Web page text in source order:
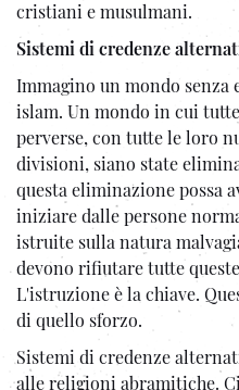
cristiani e musulmani.
Sistemi di credenze
Immagino un mondo senza
islam. Un mondo in cui
perverse, con tutte le loro
divisioni, siano state
questa eliminazione possa
iniziare dalle persone
istruite sulla natura
devono rifiutare tutte
L'istruzione è la chiave.
di quello sforzo.
Sistemi di credenze
alle religioni abramitiche.